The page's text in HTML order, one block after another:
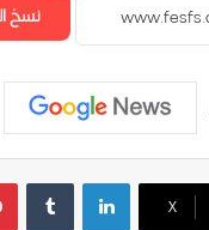
نسخ
‫X
لينكدإن ‏Tumblr